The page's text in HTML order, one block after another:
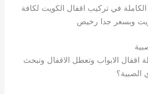
الكاملة في تركيب اقفال الكويت لكافة
وبسعر جدا رخيص
الابواب وتعطل الاقفال وتبحث
الصبية؟